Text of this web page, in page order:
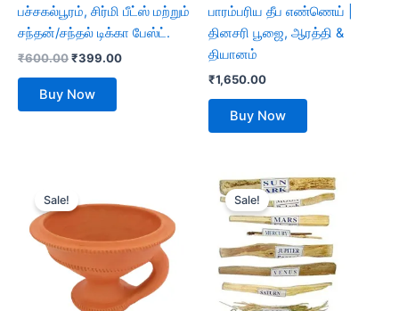
பச்சகல்பூரம், சிர்மி பீட்ஸ் மற்றும்
சந்தன்/சந்தல் டிக்கா பேஸ்ட்.
₹600.00₹399.00
Buy Now
பாரம்பரிய தீப எண்ணெய் |
தினசரி பூஜை, ஆரத்தி &
தியானம்
₹1,650.00
Buy Now
Sale!
was:
is:
₹198.00.
Sale!
Original
price
was:
₹399.00.
Current
price
is:
₹178.00.